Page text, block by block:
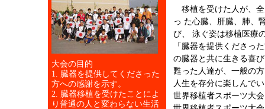
大会の目的
1. 臓器を提供してくださった
方への感謝を示す。
2. 臓器移植を受けたことによ
り普通の人と変わらない生活
移植を受けた人が、
っ た心臓、肝臓、肺、
び、 泳ぐ姿は移植医療
「臓器を提供くださっ
の臓器と共に生きる喜
甦った人達が、一般の
人生を存分に楽しんで
世界移植者スポーツ大